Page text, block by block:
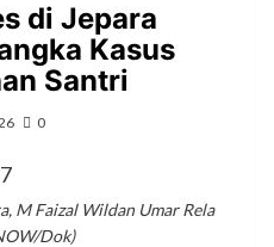
di Jepara
Kasus
Santri
0
M Faizal Wildan Umar Rela
Dok)